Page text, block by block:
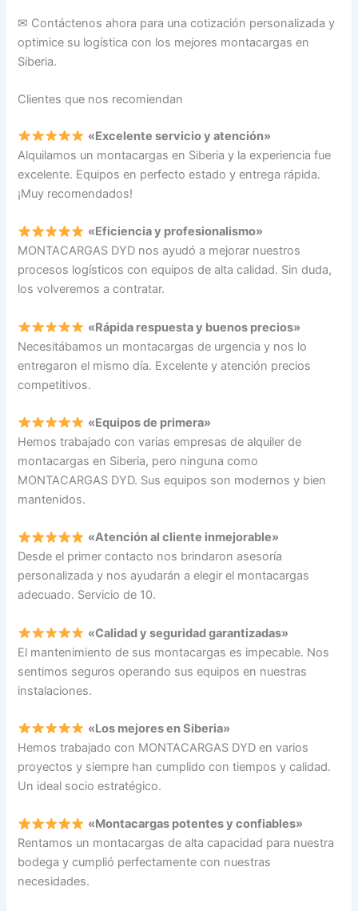
✉ Contáctenos ahora para una cotización personalizada y
optimice su logística con los mejores montacargas en
Siberia.
Clientes que nos recomiendan
«Excelente servicio y atención»
Alquilamos un montacargas en Siberia y la experiencia fue
excelente. Equipos en perfecto estado y entrega rápida.
¡Muy recomendados!
«Eficiencia y profesionalismo»
MONTACARGAS DYD nos ayudó a mejorar nuestros
procesos logísticos con equipos de alta calidad. Sin duda,
los volveremos a contratar.
«Rápida respuesta y buenos precios»
Necesitábamos un montacargas de urgencia y nos lo
entregaron el mismo día. Excelente y atención precios
competitivos.
«Equipos de primera»
Hemos trabajado con varias empresas de alquiler de
montacargas en Siberia, pero ninguna como
MONTACARGAS DYD. Sus equipos son modernos y bien
mantenidos.
«Atención al cliente inmejorable»
Desde el primer contacto nos brindaron asesoría
personalizada y nos ayudarán a elegir el montacargas
adecuado. Servicio de 10.
«Calidad y seguridad garantizadas»
El mantenimiento de sus montacargas es impecable. Nos
sentimos seguros operando sus equipos en nuestras
instalaciones.
«Los mejores en Siberia»
Hemos trabajado con MONTACARGAS DYD en varios
proyectos y siempre han cumplido con tiempos y calidad.
Un ideal socio estratégico.
«Montacargas potentes y confiables»
Rentamos un montacargas de alta capacidad para nuestra
bodega y cumplió perfectamente con nuestras
necesidades.